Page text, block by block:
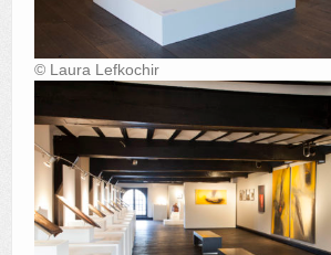
© Laura Lefkochir